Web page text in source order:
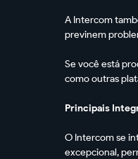
A Intercom
previnem
Se você está
como outras
Principais
O Intercom se
excepcional,